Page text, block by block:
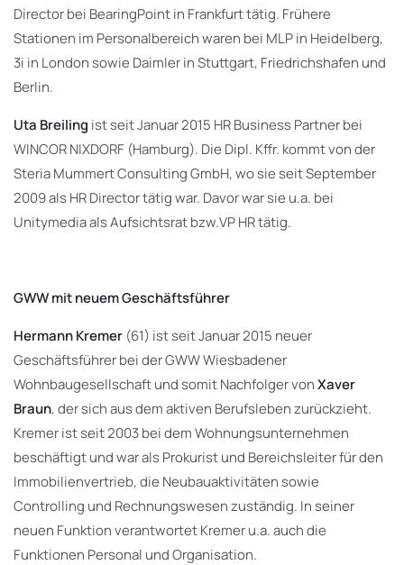
Director bei BearingPoint in Frankfurt tätig. Frühere
Stationen im Personalbereich waren bei MLP in Heidelberg,
3i in London sowie Daimler in Stuttgart, Friedrichshafen und
Berlin.
Uta Breiling ist seit Januar 2015 HR Business Partner bei
WINCOR NIXDORF (Hamburg). Die Dipl. Kffr. kommt von der
Steria Mummert Consulting GmbH, wo sie seit September
2009 als HR Director tätig war. Davor war sie u.a. bei
Unitymedia als Aufsichtsrat bzw.VP HR tätig.
GWW mit neuem Geschäftsführer
Hermann Kremer (61) ist seit Januar 2015 neuer
Geschäftsführer bei der GWW Wiesbadener
Wohnbaugesellschaft und somit Nachfolger vonXaver
Braun, der sich aus dem aktiven Berufsleben zurückzieht.
Kremer ist seit 2003 bei dem Wohnungsunternehmen
beschäftigt und war als Prokurist und Bereichsleiter für den
Immobilienvertrieb, die Neubauaktivitäten sowie
Controlling und Rechnungswesen zuständig. In seiner
neuen Funktion verantwortet Kremer u.a. auch die
Funktionen Personal und Organisation.